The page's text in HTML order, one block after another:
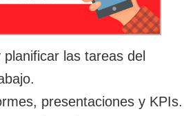
las tareas del
presentaciones y KPIs.